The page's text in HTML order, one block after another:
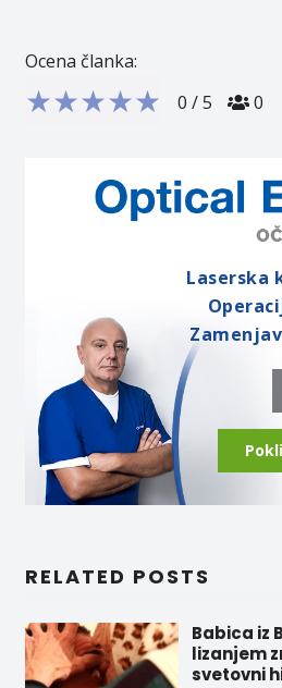
Ocena članka:
★★★★★ 0 /5 0
Laserska
RELATED POSTS
Babica iz
lizanjem
svetovni